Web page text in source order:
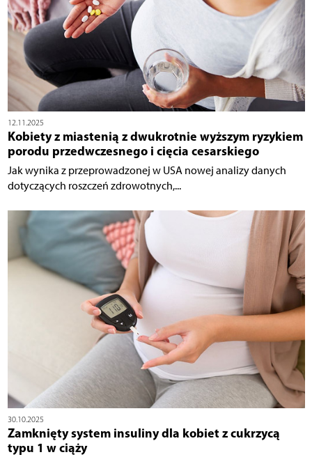
12.11.2025
Kobiety z miastenią z dwukrotnie wyższym ryzykiem
porodu przedwczesnego i cięcia cesarskiego
Jak wynika z przeprowadzonej w USA nowej analizy danych
dotyczących roszczeń zdrowotnych,...
30.10.2025
Zamknięty system insuliny dla kobiet z cukrzycą
typu 1 w ciąży